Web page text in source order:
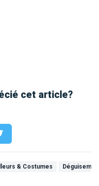
cet article?
& Costumes